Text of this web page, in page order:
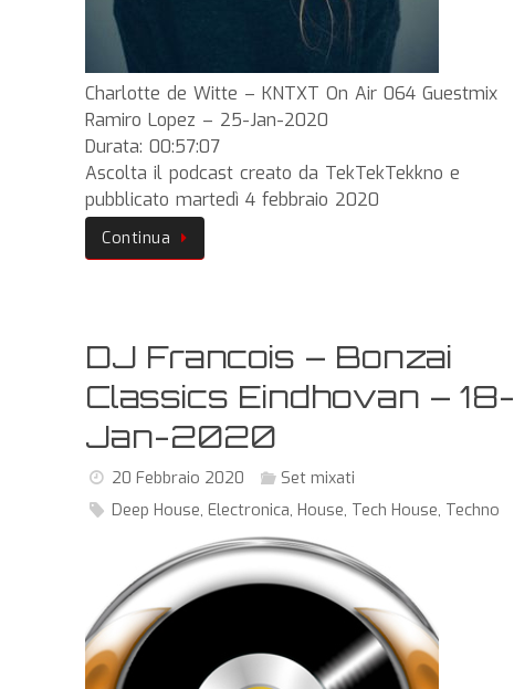
Charlotte de Witte – KNTXT On Air 064 Guestmix
Ramiro Lopez – 25-Jan-2020
Durata: 00:57:07
Ascolta il podcast creato da TekTekTekkno e
pubblicato martedì 4 febbraio 2020
Continua
DJ Francois – Bonzai
Classics Eindhovan – 18-
Jan-2020
20 Febbraio 2020
Set mixati
Deep House,Electronica,House, Tech House, Techno